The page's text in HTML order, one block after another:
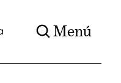
Menú